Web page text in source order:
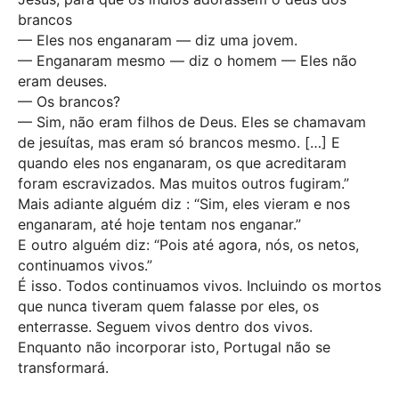
brancos
— Eles nos enganaram — diz uma jovem.
— Enganaram mesmo — diz o homem — Eles não
eram deuses.
— Os brancos?
— Sim, não eram filhos de Deus. Eles se chamavam
de jesuítas, mas eram só brancos mesmo. […] E
quando eles nos enganaram, os que acreditaram
foram escravizados. Mas muitos outros fugiram.”
Mais adiante alguém diz : “Sim, eles vieram e nos
enganaram, até hoje tentam nos enganar.”
E outro alguém diz: “Pois até agora, nós, os netos,
continuamos vivos.”
É isso. Todos continuamos vivos. Incluindo os mortos
que nunca tiveram quem falasse por eles, os
enterrasse. Seguem vivos dentro dos vivos.
Enquanto não incorporar isto, Portugal não se
transformará.